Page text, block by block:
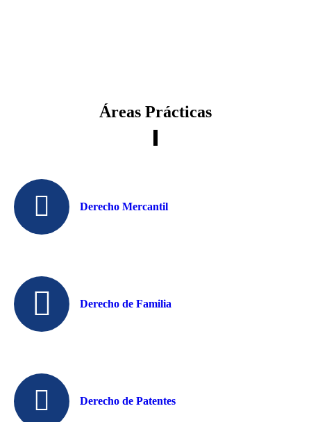
Áreas Prácticas
Derecho Mercantil
Derecho de Familia
Derecho de Patentes